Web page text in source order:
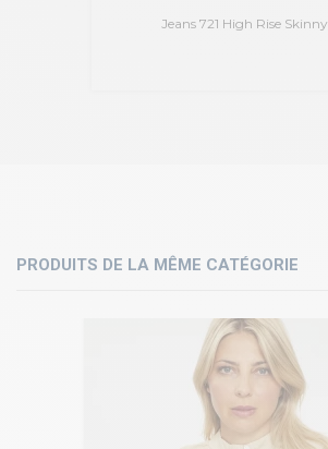
Jeans 721 High Rise Skinny
PRODUITS DE LA MÊME CATÉGORIE